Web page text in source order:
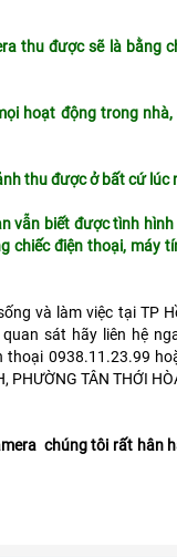
thu được sẽ là bằng
hoạt động trong
thu được ở bất cứ lúc
vẫn biết được tình
chiếc điện thoại, máy
và làm việc tại TP
sát hãy liên hệ
thoại 0938.11.23.99
PHƯỜNG TÂN THỚI
chúng tôi rất hân